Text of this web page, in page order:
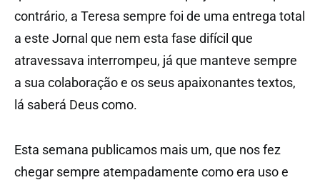
contrário, a Teresa sempre foi de uma entrega total
a este Jornal que nem esta fase difícil que
atravessava interrompeu, já que manteve sempre
a sua colaboração e os seus apaixonantes textos,
lá saberá Deus como.
Esta semana publicamos mais um, que nos fez
chegar sempre atempadamente como era uso e